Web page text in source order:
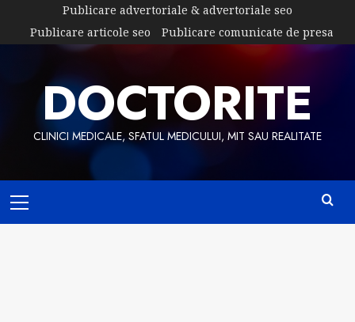
content
Publicare advertoriale & advertoriale seo
Publicare articole seo
Publicare comunicate de presa
DOCTORITE
CLINICI MEDICALE, SFATUL MEDICULUI, MIT SAU REALITATE
Menu